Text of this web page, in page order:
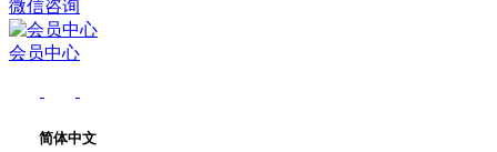
微信咨询
会员中心
简体中文